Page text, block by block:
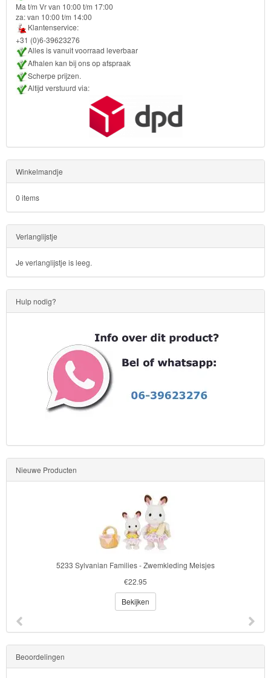
Back
to
School
Strandlaken
&
OP=OP!
Ma t/m Vr van 10:00 t/m 17:00
za: van 10:00 t/m 14:00
Klantenservice:
+31 (0)6-39623276
Alles is vanuit voorraad leverbaar
Afhalen kan bij ons op afspraak
Scherpe prijzen.
Altijd verstuurd via:
Winkelmandje
0 items
Verlanglijstje
Je verlanglijstje is leeg.
Hulp nodig?
Nieuwe Producten
5233 Sylvanian Families - Zwemkleding Meisjes
€22.95
Bekijken
Beoordelingen